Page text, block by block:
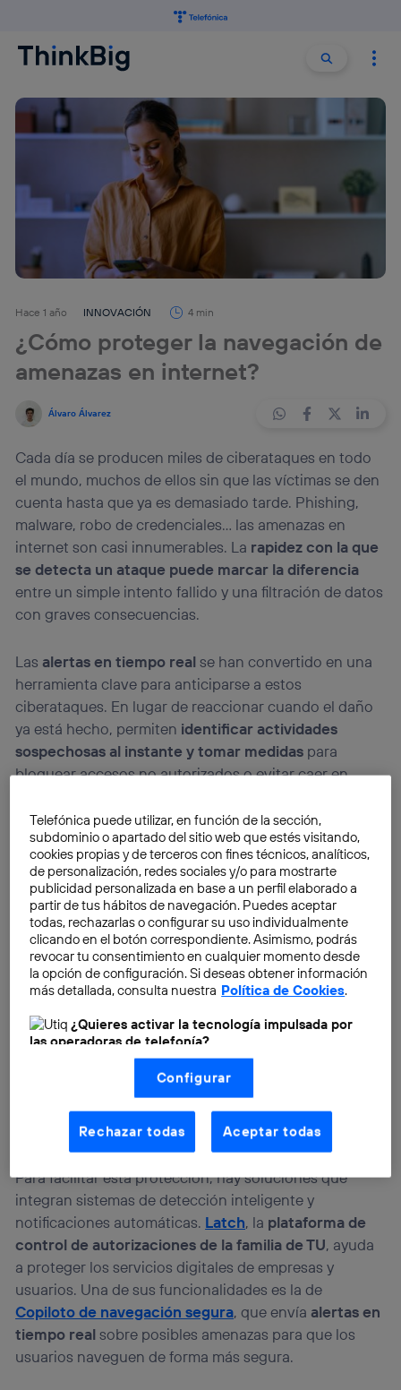
Buscar
Hace 1 año INNOVACIÓN 4 min
¿Cómo proteger la navegación de
amenazas en internet?
Álvaro Álvarez
Cada día se producen miles de ciberataques en todo
el mundo, muchos de ellos sin que las víctimas se den
cuenta hasta que ya es demasiado tarde. Phishing,
malware, robo de credenciales… las amenazas en
internet son casi innumerables. La rapidez con la que
se detecta un ataque puede marcar la diferencia
entre un simple intento fallido y una filtración de datos
con graves consecuencias.
Las alertas en tiempo realse han convertido en una
herramienta clave para anticiparse a estos
ciberataques. En lugar de reaccionar cuando el daño
ya está hecho, permiten identificar actividades
sospechosas al instante y tomar medidas para
bloquear accesos no autorizados o evitar caer en
Para facilitar esta protección, hay soluciones que
integran sistemas de detección inteligente y
notificaciones automáticas. Latch, la plataforma de
control de autorizaciones de la familia de TU, ayuda
a proteger los servicios digitales de empresas y
usuarios. Una de sus funcionalidades es la de
Copiloto de navegación segura, que envía alertas en
tiempo realsobre posibles amenazas para que los
usuarios naveguen de forma más segura.
Telefónica puede utilizar, en función de la sección,
subdominio o apartado del sitio web que estés visitando,
cookies propias y de terceros con fines técnicos, analíticos,
de personalización, redes sociales y/o para mostrarte
publicidad personalizada en base a un perfil elaborado a
partir de tus hábitos de navegación. Puedes aceptar
todas, rechazarlas o configurar su uso individualmente
clicando en el botón correspondiente. Asimismo, podrás
revocar tu consentimiento en cualquier momento desde
la opción de configuración. Si deseas obtener información
más detallada, consulta nuestra Política de Cookies.
¿Quieres activar la tecnología impulsada por
las operadoras de telefonía?
Nosotros, Telefónica S.A., utilizamos la tecnología Utiq para
realizar nuestras acciones de marketing digital o análisis
(como se describe en este aviso de consentimiento)
basadas en tu navegación en nuestra(s) web(s)
aquí (solo cuando utilizas una conexión a
internet habilitada , proporcionada por una de las
operadoras de telefonía participantes, y otorgas tu
La tecnología Utiq está diseñada con la privacidad como
prioridad ofreciéndote elección y control.
La tecnología utiliza un identificador cifrado creado por tu
operadora de telefonía , utilizando tu dirección IP y otra
información de la cuenta de cliente de
telecomunicaciones vinculada a la conexión que utilizas
(p. ej., número de teléfono móvil).
Este identificador se asigna a la conexión de internet, por
lo que cualquier persona que conecte su dispositivo y
consienta el uso de la tecnología recibirá el mismo
Configurar
Rechazar todas Aceptar todas